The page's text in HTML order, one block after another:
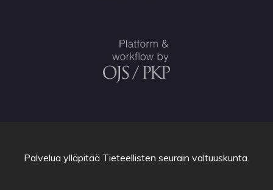
Palvelua ylläpitää Tieteellisten seurain valtuuskunta.